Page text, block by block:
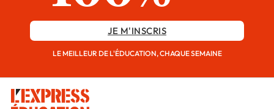
JE M'INSCRIS
LE MEILLEUR DE L'ÉDUCATION, CHAQUE SEMAINE